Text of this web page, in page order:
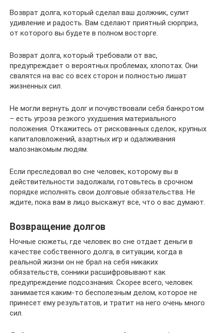
Возврат долга, который сделал ваш должник, сулит
удивление и радость. Вам сделают приятный сюрприз,
от которого вы будете в полном восторге.
Возврат долга, который требовали от вас,
предупреждает о вероятных проблемах, хлопотах. Они
свалятся на вас со всех сторон и полностью лишат
жизненных сил.
Не могли вернуть долг и почувствовали себя банкротом
– есть угроза резкого ухудшения материального
положения. Откажитесь от рискованных сделок, крупных
капиталовложений, азартных игр и одалживания
малознакомым людям.
Если преследовал во сне человек, которому вы в
действительности задолжали, готовьтесь в срочном
порядке исполнять свои долговые обязательства. Не
ждите, пока вам в лицо выскажут все, что о вас думают.
Возвращение долгов
Ночные сюжеты, где человек во сне отдает деньги в
качестве собственного долга, в ситуации, когда в
реальной жизни он не брал на себя никаких
обязательств, сонники расшифровывают как
предупреждение подсознания. Скорее всего, человек
занимается каким-то бесполезным делом, которое не
принесет ему результатов, и тратит на него очень много
сил.